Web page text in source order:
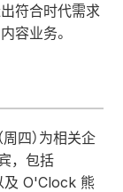
符合时代需求
容业务。
周四）为相关企
，包括
及 O'Clock 熊